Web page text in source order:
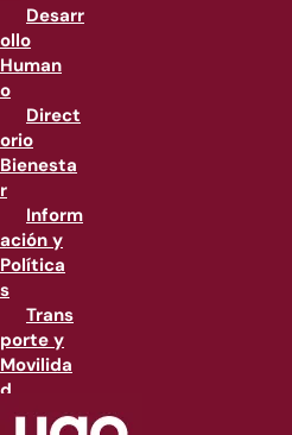
Desarr
ollo
Human
o
Direct
orio
Bienesta
r
Inform
ación y
Política
s
Trans
porte y
Movilida
d